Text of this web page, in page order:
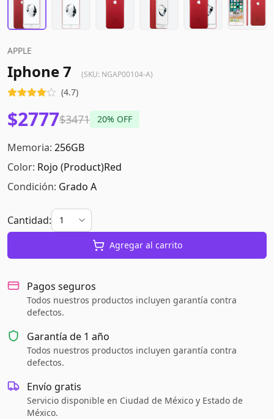
APPLE
Iphone 7 (SKU: NGAP00104-A)
(4.7)
$2777$3471 20% OFF
Memoria: 256GB
Color: Rojo (product)red
Condición: Grado A
Cantidad:
Agregar al carrito
Pagos seguros
Todos nuestros productos incluyen garantía contra
defectos.
Garantía de 1 año
Todos nuestros productos incluyen garantía contra
defectos.
Envío gratis
Servicio disponible en Ciudad de México y Estado de
México.